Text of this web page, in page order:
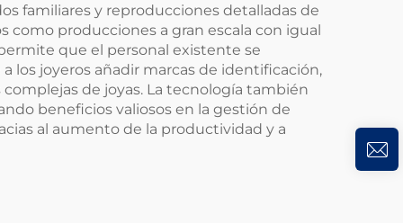
familiares y reproducciones detalladas de
como producciones a gran escala con igual
que el personal existente se
los joyeros añadir marcas de identificación,
de joyas. La tecnología también
beneficios valiosos en la gestión de
al aumento de la productividad y a